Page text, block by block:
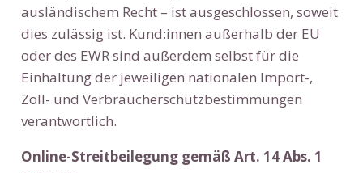
ausländischem Recht – ist ausgeschlossen, soweit
dies zulässig ist. Kund:innen außerhalb der EU
oder des EWR sind außerdem selbst für die
Einhaltung der jeweiligen nationalen Import-,
Zoll- und Verbraucherschutzbestimmungen
verantwortlich.
Online-Streitbeilegung gemäß Art. 14 Abs. 1